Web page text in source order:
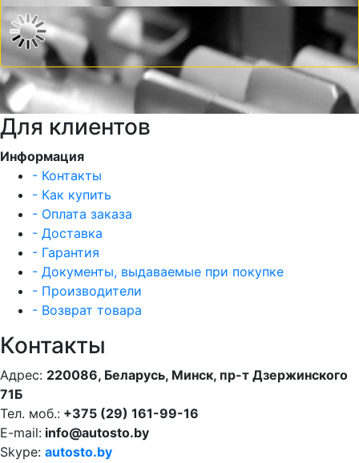
Для клиентов
Информация
- Контакты
- Как купить
- Оплата заказа
- Доставка
- Гарантия
- Документы, выдаваемые при покупке
- Производители
- Возврат товара
Контакты
Адрес: 220086, Беларусь, Минск, пр-т Дзержинского
71Б
Тел. моб.: +375 (29) 161-99-16
E-mail: info@autosto.by
Skype: autosto.by